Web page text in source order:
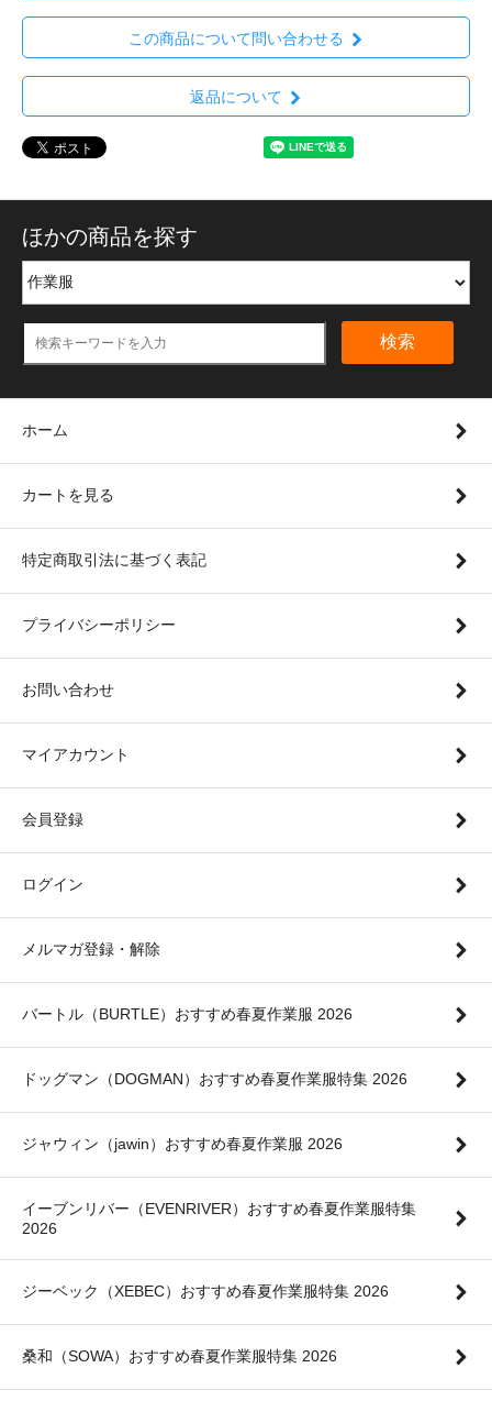
この商品について問い合わせる
返品について
ほかの商品を探す
検索
ホーム
カートを見る
特定商取引法に基づく表記
プライバシーポリシー
お問い合わせ
マイアカウント
会員登録
ログイン
メルマガ登録・解除
バートル（BURTLE）おすすめ春夏作業服 2026
ドッグマン（DOGMAN）おすすめ春夏作業服特集 2026
ジャウィン（jawin）おすすめ春夏作業服 2026
イーブンリバー（EVENRIVER）おすすめ春夏作業服特集
2026
ジーベック（XEBEC）おすすめ春夏作業服特集 2026
桑和（SOWA）おすすめ春夏作業服特集 2026